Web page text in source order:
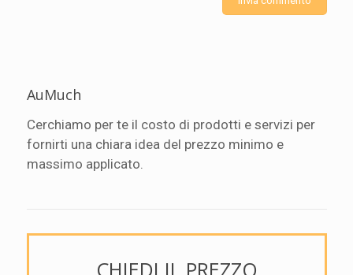
AuMuch
Cerchiamo per te il costo di prodotti e servizi per
fornirti una chiara idea del prezzo minimo e
massimo applicato.
CHIEDI IL PREZZO